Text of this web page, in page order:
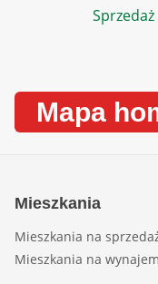
Mapa
Mieszkania
Mieszkania na
Mieszkania na wynajem